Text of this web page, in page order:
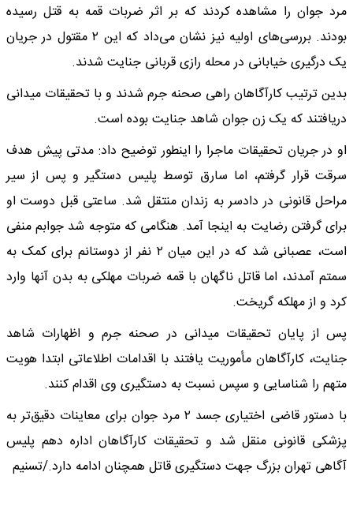
مرد جوان را مشاهده کردند که بر اثر ضربات قمه به قتل رسیده
بودند. بررسی‌های اولیه نیز نشان می‌داد که این ۲ مقتول در جریان
یک درگیری خیابانی در محله رازی قربانی جنایت شدند.
بدین ترتیب کارآگاهان راهی صحنه جرم شدند و با تحقیقات میدانی
دریافتند که یک زن جوان شاهد جنایت بوده است.
او در جریان تحقیقات ماجرا را اینطور توضیح داد: مدتی پیش هدف
سرقت قرار گرفتم، اما سارق توسط پلیس دستگیر و پس از سیر
مراحل قانونی در دادسر به زندان منتقل شد. ساعتی قبل دوست او
برای گرفتن رضایت به اینجا آمد. هنگامی که متوجه شد جوابم منفی
است، عصبانی شد که در این میان ۲ نفر از دوستانم برای کمک به
سمتم آمدند، اما قاتل ناگهان با قمه ضربات مهلکی به بدن آنها وارد
کرد و از مهلکه گریخت.
پس از پایان تحقیقات میدانی در صحنه جرم و اظهارات شاهد
جنایت، کارآگاهان مأموریت یافتند با اقدامات اطلاعاتی ابتدا هویت
متهم را شناسایی و سپس نسبت به دستگیری وی اقدام کنند.
با دستور قاضی اختیاری جسد ۲ مرد جوان برای معاینات دقیق‌تر به
پزشکی قانونی منقل شد و تحقیقات کارآگاهان اداره دهم پلیس
آگاهی تهران بزرگ جهت دستگیری قاتل همچنان ادامه دارد./تسنیم